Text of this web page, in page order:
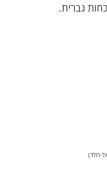
גברית.
חלד)